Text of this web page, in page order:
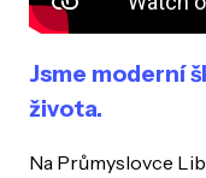
Jsme moderní
života.
Na Průmyslovce